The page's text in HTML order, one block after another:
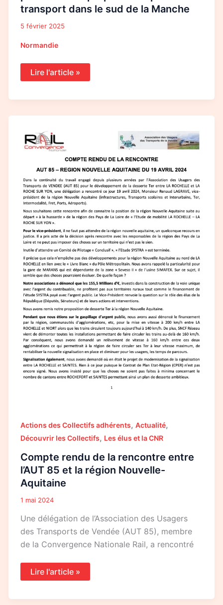
transport dans le sud de la Manche
5 février 2025
Normandie
Lire l'article »
Actions des Collectifs adhérents,Actualité,
Découvrir les Collectifs, Les élus et la CNR
Compte rendu de la rencontre entre
l’AUT 85 et la région Nouvelle-
Aquitaine
1 mai 2024
Une délégation de l’Association des Usagers
des Transports de Vendée (AUT 85), membre
de la Convergence Nationale Rail, a rencontré
Compte
de
la
rencontre
l’AUT
85
et
la
région
Nouvelle-
Aquitaine
Lire l'article »